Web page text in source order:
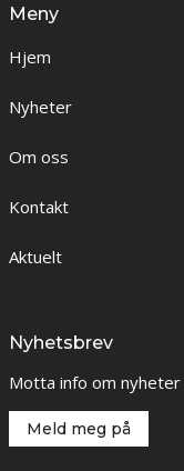
Meny
Hjem
Nyheter
Om oss
Kontakt
Aktuelt
Nyhetsbrev
Motta info om nyheter
Meld meg på